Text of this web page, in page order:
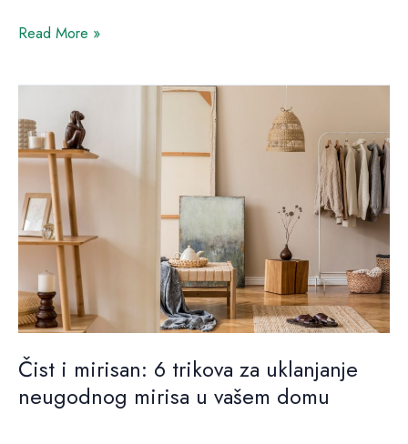
Read More »
Čist i mirisan: 6 trikova za uklanjanje
neugodnog mirisa u vašem domu
i
mirisan:
6
trikova
za
uklanjanje
neugodnog
mirisa
u
vašem
domu